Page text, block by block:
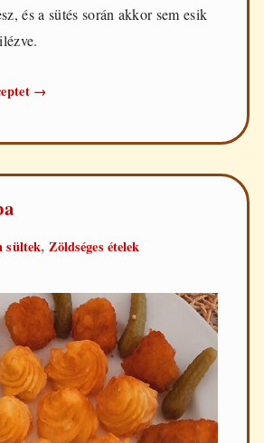
és a sütés során akkor sem esik
Rántott
→
sültek, Zöldséges ételek